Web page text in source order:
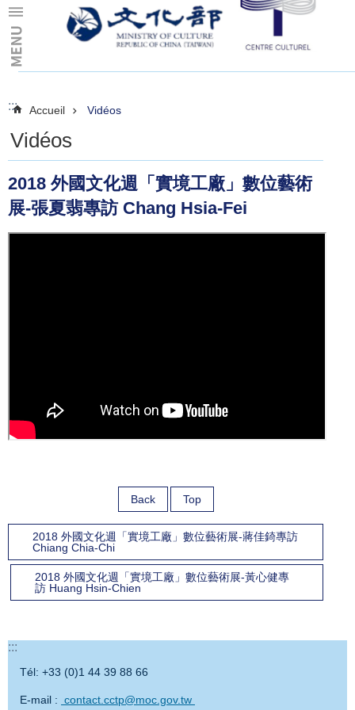
Skip to main content
:::
::: Accueil Vidéos
Vidéos
2018 外國文化週「實境工廠」數位藝術
展-張夏翡專訪 Chang Hsia-Fei
Back Top
2018 外國文化週「實境工廠」數位藝術展-蔣佳錡專訪
Chiang Chia-Chi
2018 外國文化週「實境工廠」數位藝術展-黃心健專
訪 Huang Hsin-Chien
:::
Tél: +33 (0)1 44 39 88 66
E-mail : contact.cctp@moc.gov.tw